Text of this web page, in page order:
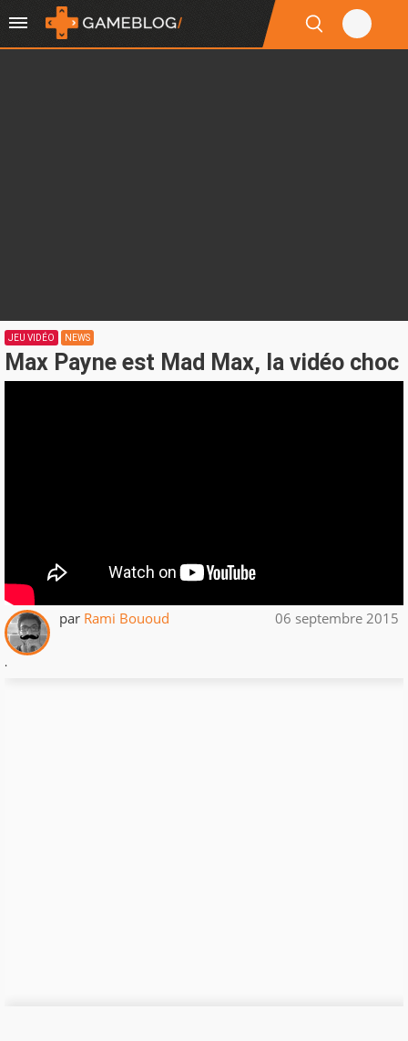
JEU VIDÉO NEWS
Max Payne est Mad Max, la vidéo choc
par Rami Bououd 06 septembre 2015
.